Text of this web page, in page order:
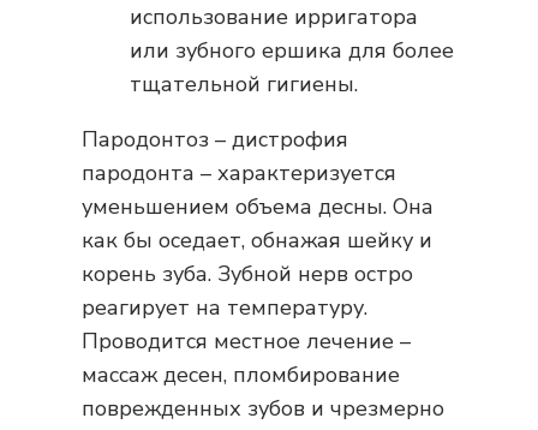
использование ирригатора
или зубного ершика для более
тщательной гигиены.
Пародонтоз – дистрофия
пародонта – характеризуется
уменьшением объема десны. Она
как бы оседает, обнажая шейку и
корень зуба. Зубной нерв остро
реагирует на температуру.
Проводится местное лечение –
массаж десен, пломбирование
поврежденных зубов и чрезмерно